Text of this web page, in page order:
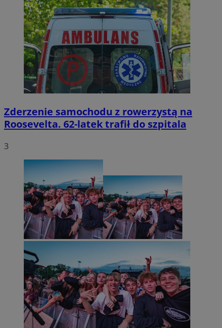
Zderzenie samochodu z rowerzystą na
Roosevelta. 62-latek trafił do szpitala
3